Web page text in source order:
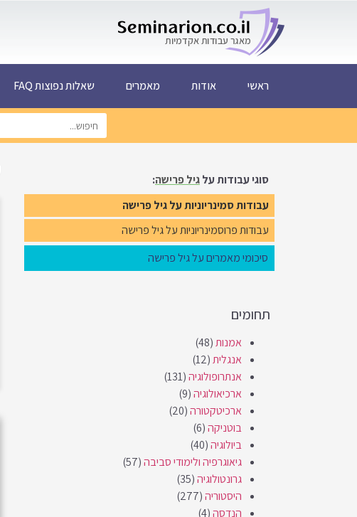
ראשי אודות מאמרים שאלות נפוצות FAQ
סוגי עבודות עלגיל פרישה:
עבודות סמינריוניות על גיל פרישה
עבודות פרוסמינריוניות על גיל פרישה
סיכומי מאמרים על גיל פרישה
תחומים
אמנות(48)
אנגלית(12)
אנתרופולוגיה(131)
ארכיאולוגיה(9)
ארכיטקטורה(20)
בוטניקה(6)
ביולוגיה(40)
גיאוגרפיה ולימודי סביבה(57)
גרונטולוגיה(35)
היסטוריה(277)
הנדסה(4)